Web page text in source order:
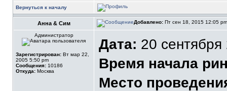
Вернуться к началу
Анна & Сим Добавлено: Пт сен 18, 2015 12:05
Администратор
Зарегистрирован: Вт мар 22,
2005 5:50 pm
Сообщения: 10186
Откуда: Москва
Дата: 20 сентября
Время начала
Место